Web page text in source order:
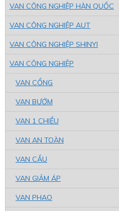
VAN CÔNG NGHIỆP HÀN QUỐC
VAN CÔNG NGHIỆP AUT
VAN CÔNG NGHIỆP SHINYI
VAN CÔNG NGHIỆP
VAN CỔNG
VAN BƯỚM
VAN 1 CHIỀU
VAN AN TOÀN
VAN CẦU
VAN GIẢM ÁP
VAN PHAO